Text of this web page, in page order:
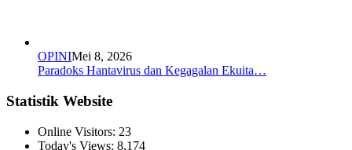
OPINIMei 8, 2026
Paradoks Hantavirus dan Kegagalan Ekuita…
Statistik Website
Online Visitors: 23
Today's Views: 8,174